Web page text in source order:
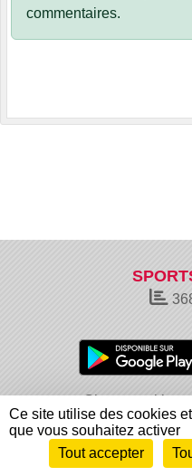
commentaires.
Charte cookies
Informations légales
Envie de participer ?
Ce site utilise des cookies
que vous souhaitez activer
Tout accepter